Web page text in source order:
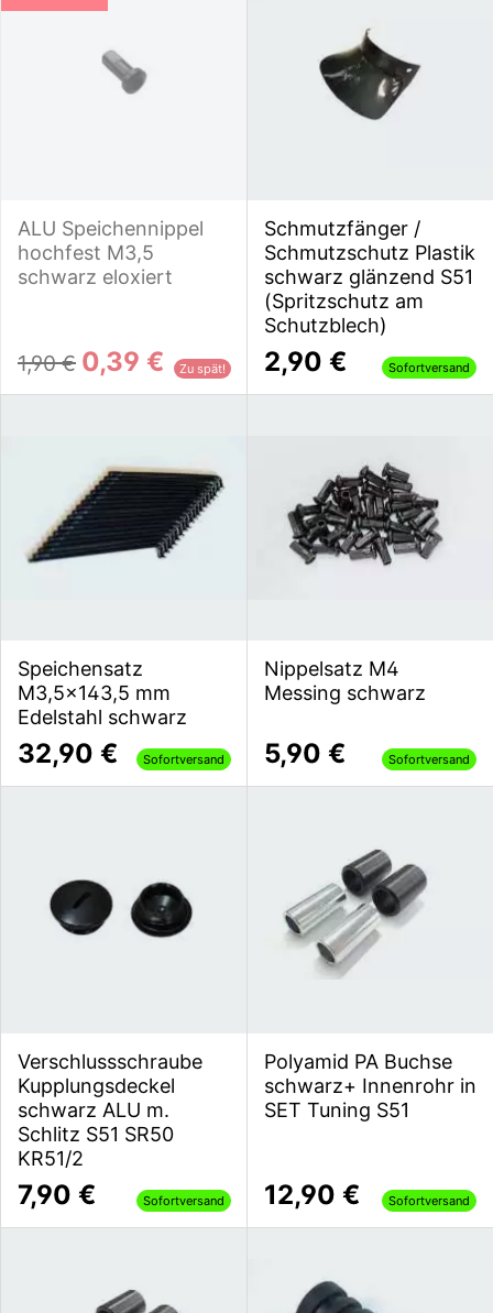
ALU Speichennippel
hochfest M3,5
schwarz eloxiert
1,90 € 0,39 € Zu spät!
Schmutzfänger /
Schmutzschutz Plastik
schwarz glänzend S51
(Spritzschutz am
Schutzblech)
2,90 € Sofortversand
Speichensatz
M3,5x143,5 mm
Edelstahl schwarz
32,90 € Sofortversand
Nippelsatz M4
Messing schwarz
5,90 € Sofortversand
Verschlussschraube
Kupplungsdeckel
schwarz ALU m.
Schlitz S51 SR50
KR51/2
7,90 € Sofortversand
Polyamid PA Buchse
schwarz+ Innenrohr in
SET Tuning S51
12,90 € Sofortversand